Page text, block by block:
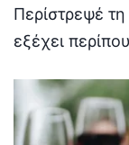
Περίστρεψέ
εξέχει